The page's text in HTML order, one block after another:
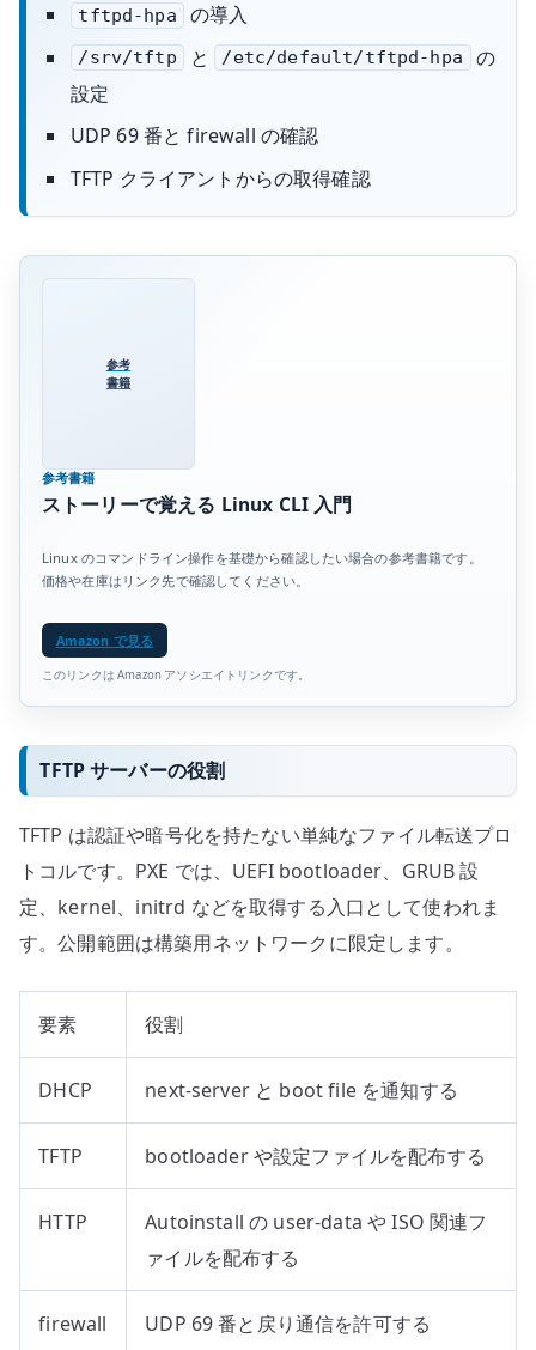
tftpd-hpa の導入
/srv/tftp と /etc/default/tftpd-hpa
の
設定
UDP 69 番と firewall の確認
TFTP クライアントからの取得確認
参考
書籍
参考書籍
ストーリーで覚える Linux CLI 入門
Linux のコマンドライン操作を基礎から確認したい場合の参考書籍です。
価格や在庫はリンク先で確認してください。
Amazon で見る
このリンクは Amazon アソシエイトリンクです。
TFTP サーバーの役割
TFTP は認証や暗号化を持たない単純なファイル転送プロ
トコルです。PXE では、UEFI bootloader、GRUB 設
定、kernel、initrd などを取得する入口として使われま
す。公開範囲は構築用ネットワークに限定します。
要素 役割
DHCP next-server と boot file を通知する
TFTP bootloader や設定ファイルを配布する
HTTP
Autoinstall の user-data や ISO 関連フ
ァイルを配布する
firewall UDP 69 番と戻り通信を許可する